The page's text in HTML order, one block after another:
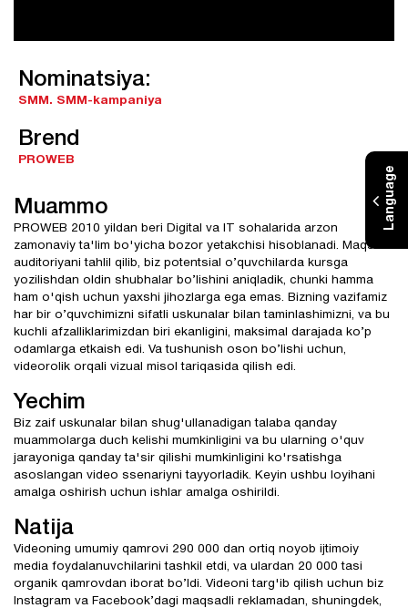
Language
Nominatsiya:
SMM. SMM-kampaniya
Brend
PROWEB
Muammo
PROWEB 2010 yildan beri Digital va IT sohalarida arzon
zamonaviy ta'lim bo'yicha bozor yetakchisi hisoblanadi. Maqsadli
auditoriyani tahlil qilib, biz potentsial o’quvchilarda kursga
yozilishdan oldin shubhalar bo’lishini aniqladik, chunki hamma
ham o'qish uchun yaxshi jihozlarga ega emas. Bizning vazifamiz
har bir o’quvchimizni sifatli uskunalar bilan taminlashimizni, va bu
kuchli afzalliklarimizdan biri ekanligini, maksimal darajada ko’p
odamlarga etkaish edi. Va tushunish oson bo’lishi uchun,
videorolik orqali vizual misol tariqasida qilish edi.
Yechim
Biz zaif uskunalar bilan shug'ullanadigan talaba qanday
muammolarga duch kelishi mumkinligini va bu ularning o'quv
jarayoniga qanday ta'sir qilishi mumkinligini ko'rsatishga
asoslangan video ssenariyni tayyorladik. Keyin ushbu loyihani
amalga oshirish uchun ishlar amalga oshirildi.
Natija
Videoning umumiy qamrovi 290 000 dan ortiq noyob ijtimoiy
media foydalanuvchilarini tashkil etdi, va ulardan 20 000 tasi
organik qamrovdan iborat bo’ldi. Videoni targ'ib qilish uchun biz
Instagram va Facebook’dagi maqsadli reklamadan, shuningdek,